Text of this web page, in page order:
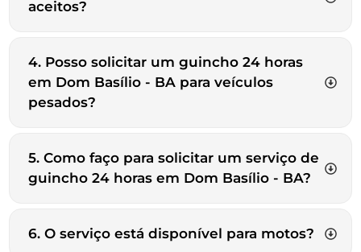
aceitos?
4. Posso solicitar um guincho 24 horas
em Dom Basílio - BA para veículos
pesados?
5. Como faço para solicitar um serviço de
guincho 24 horas em Dom Basílio - BA?
6. O serviço está disponível para motos?